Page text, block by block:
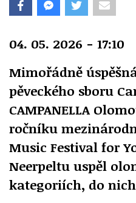
04. 05. 2026 - 17:10
Mimořádně
pěveckého sboru
CAMPANELLA
ročníku
Music Festival for
Neerpeltu uspěl
kategoriích, do